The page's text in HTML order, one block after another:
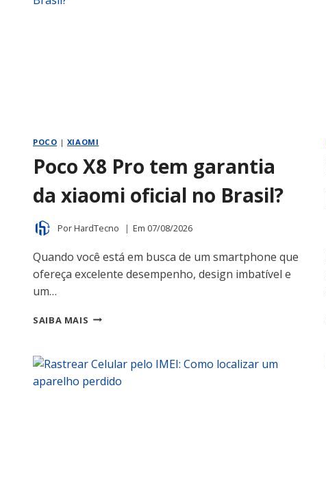
POCO | XIAOMI
Poco X8 Pro tem garantia
da xiaomi oficial no Brasil?
PorHardTecno Em 07/08/2026
Quando você está em busca de um smartphone que
ofereça excelente desempenho, design imbatível e
um…
SAIBA MAIS POCO
TEM
GARANTIA
DA